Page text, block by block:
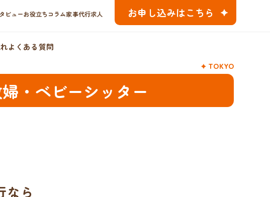
ビューお役立ちコラム家事代行求人 お申し込みはこちら
よくある質問
TOKYO
・ベビーシッター
なら